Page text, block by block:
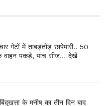
गेटों में ताबड़तोड़ छापेमारी.. 50
वाहन पकड़े, पांच सीज… देखें
के मनीष का तीन दिन बाद